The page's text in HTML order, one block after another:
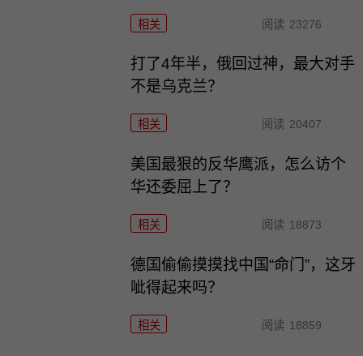
相关 阅读 23276
打了4年半，俄回过神，最大对手
不是乌克兰？
相关 阅读 20407
美国最狠的反华鹰派，怎么访个
华还委屈上了？
相关 阅读 18873
德国偷偷摸摸找中国“命门”，这牙
呲得起来吗？
相关 阅读 18859